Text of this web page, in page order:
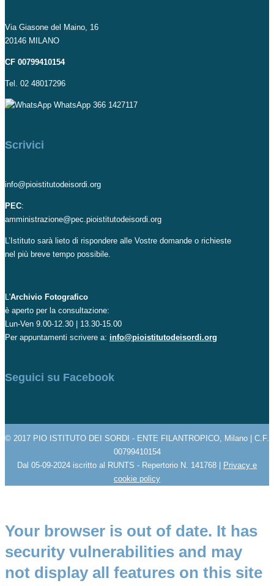
Via Giasone del Maino, 16
20146 MILANO
CF 00799410154
Tel. 02 48017296
WhatsApp 366 1427117
Scrivici
info@pioistitutodeisordi.org
PEC:
amministrazione@pec.pioistitutodeisordi.org
L’Istituto sarà lieto di rispondere alle Vostre domande o richieste
nel più breve tempo possibile.
L'Archivio Fotografico
è aperto per la consultazione:
Lun-Ven 9.00-12.30 | 13.30-15.00
Per appuntamenti scrivere a: info@pioistitutodeisordi.org
Seguici su Facebook
© 2017 PIO ISTITUTO DEI SORDI - ENTE FILANTROPICO, Milano | C.F.
00799410154
Dal 05-09-2024 iscritto al RUNTS - Repertorio N. 141768 |
Privacy e
cookie policy
Your browser is out of date. It has
security vulnerabilities and may
not display all features on this site